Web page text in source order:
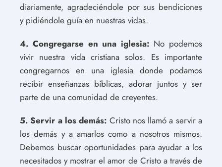
diariamente, agradeciéndole por sus bendiciones
y pidiéndole guía en nuestras vidas.
4. Congregarse en una iglesia: No podemos
vivir nuestra vida cristiana solos. Es importante
congregarnos en una iglesia donde podamos
recibir enseñanzas bíblicas, adorar juntos y ser
parte de una comunidad de creyentes.
5. Servir a los demás: Cristo nos llamó a servir a
los demás y a amarlos como a nosotros mismos.
Debemos buscar oportunidades para ayudar a los
necesitados y mostrar el amor de Cristo a través de